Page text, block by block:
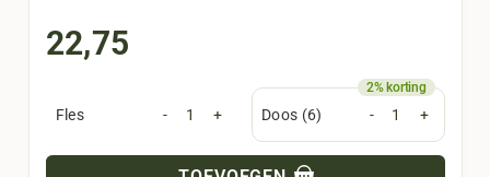
22,75
Fles - + Doos (6) - +